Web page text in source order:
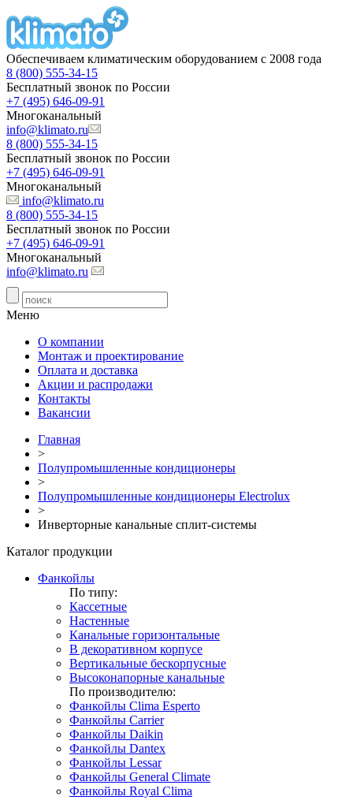
Обеспечиваем климатическим оборудованием с 2008 года
8 (800) 555-34-15
Бесплатный звонок по России
+7 (495) 646-09-91
Многоканальный
info@klimato.ru
8 (800) 555-34-15
Бесплатный звонок по России
+7 (495) 646-09-91
Многоканальный
info@klimato.ru
8 (800) 555-34-15
Бесплатный звонок по России
+7 (495) 646-09-91
Многоканальный
info@klimato.ru
Меню
О компании
Монтаж и проектирование
Оплата и доставка
Акции и распродажи
Контакты
Вакансии
Главная
>
Полупромышленные кондиционеры
>
Полупромышленные кондиционеры Electrolux
>
Инверторные канальные сплит-системы
Каталог продукции
Фанкойлы
По типу:
Кассетные
Настенные
Канальные горизонтальные
В декоративном корпусе
Вертикальные бескорпусные
Высоконапорные канальные
По производителю:
Фанкойлы Clima Esperto
Фанкойлы Carrier
Фанкойлы Daikin
Фанкойлы Dantex
Фанкойлы Lessar
Фанкойлы General Climate
Фанкойлы Royal Clima